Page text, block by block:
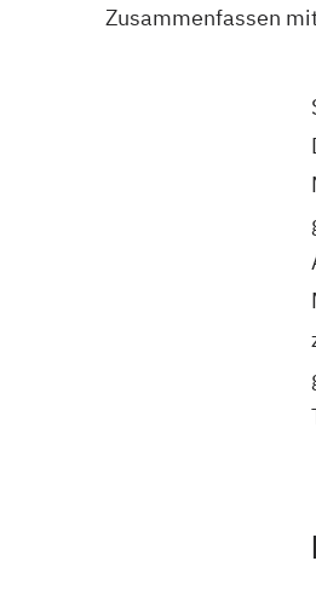
Zusammenfassen